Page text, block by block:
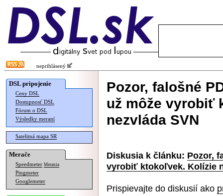
neprihlásený
DSL pripojenie
Ceny DSL
Dostupnosť DSL
Fórum o DSL
Výsledky meraní
Satelitná mapa SR
Merače
Speedmeter Merania
Pingmeter
Googlemeter
Pozor, falošné
už môže vyrobiť
nezvláda SVN
Diskusia k článku: Pozor,
vyrobiť ktokoľvek. Kolízie
Prispievajte do diskusií ako